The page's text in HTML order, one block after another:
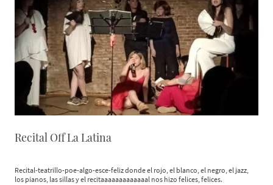
Recital Off La Latina
Recital-teatrillo-poe-algo-esce-feliz donde el rojo, el blanco, el negro, el jazz,
los pianos, las sillas y el recitaaaaaaaaaaaaal nos hizo felices, felices.